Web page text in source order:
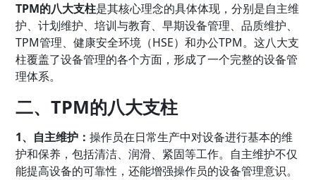
TPM的八大支柱是其核心理念的具体体现，分别是自主维
护、计划维护、培训与教育、早期设备管理、品质维护、
TPM管理、健康安全环境（HSE）和办公TPM。这八大支
柱覆盖了设备管理的各个方面，形成了一个完整的设备管
理体系。
二、TPM的八大支柱
1、自主维护：操作员在日常生产中对设备进行基本的维
护和保养，包括清洁、润滑、紧固等工作。自主维护不仅
能提高设备的可靠性，还能增强操作员的设备管理意识。